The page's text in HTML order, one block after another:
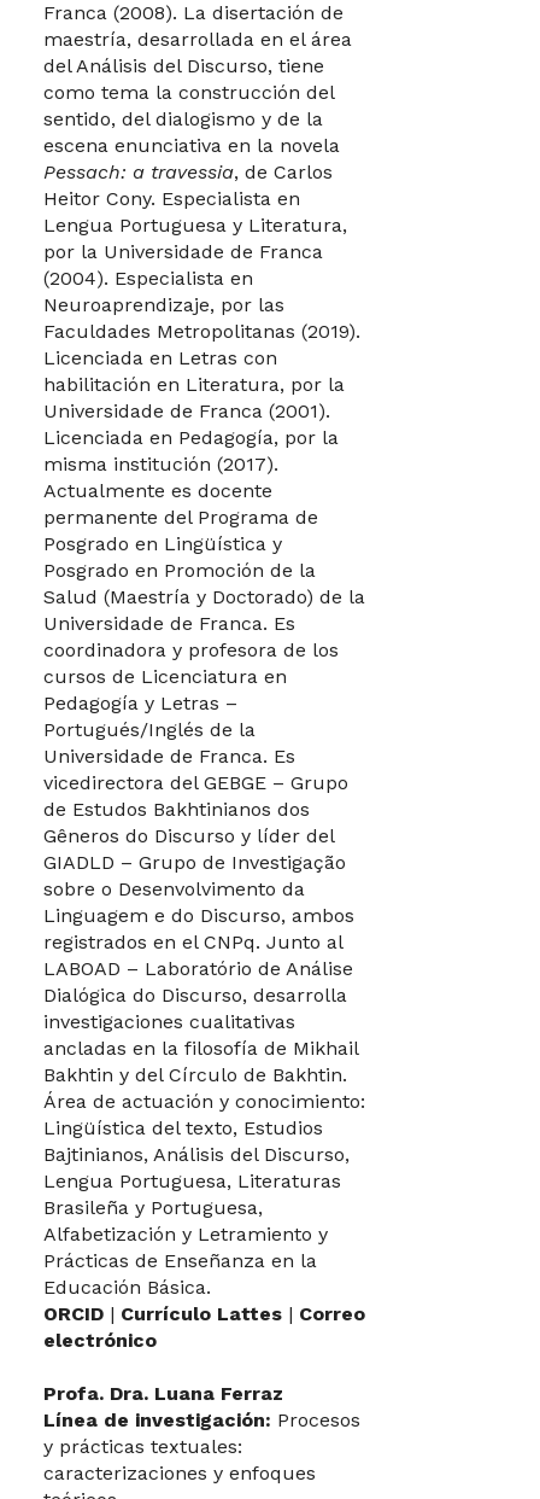
Franca (2008). La disertación de
maestría, desarrollada en el área
del Análisis del Discurso, tiene
como tema la construcción del
sentido, del dialogismo y de la
escena enunciativa en la novela
Pessach: a travessia, de Carlos
Heitor Cony. Especialista en
Lengua Portuguesa y Literatura,
por la Universidade de Franca
(2004). Especialista en
Neuroaprendizaje, por las
Faculdades Metropolitanas (2019).
Licenciada en Letras con
habilitación en Literatura, por la
Universidade de Franca (2001).
Licenciada en Pedagogía, por la
misma institución (2017).
Actualmente es docente
permanente del Programa de
Posgrado en Lingüística y
Posgrado en Promoción de la
Salud (Maestría y Doctorado) de la
Universidade de Franca. Es
coordinadora y profesora de los
cursos de Licenciatura en
Pedagogía y Letras –
Portugués/Inglés de la
Universidade de Franca. Es
vicedirectora del GEBGE – Grupo
de Estudos Bakhtinianos dos
Gêneros do Discurso y líder del
GIADLD – Grupo de Investigação
sobre o Desenvolvimento da
Linguagem e do Discurso, ambos
registrados en el CNPq. Junto al
LABOAD – Laboratório de Análise
Dialógica do Discurso, desarrolla
investigaciones cualitativas
ancladas en la filosofía de Mikhail
Bakhtin y del Círculo de Bakhtin.
Área de actuación y conocimiento:
Lingüística del texto, Estudios
Bajtinianos, Análisis del Discurso,
Lengua Portuguesa, Literaturas
Brasileña y Portuguesa,
Alfabetización y Letramiento y
Prácticas de Enseñanza en la
Educación Básica.
ORCID | Currículo Lattes | Correo
electrónico
Profa. Dra. Luana Ferraz
Línea de investigación: Procesos
y prácticas textuales:
caracterizaciones y enfoques